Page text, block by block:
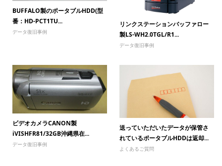
BUFFALO製のポータブルHDD(型
番：HD-PCT1TU...
データ復旧事例
リンクステーションバッファロー
製LS-WH2.0TGL/R1...
データ復旧事例
ビデオカメラCANON製
iVISHFR81/32GB沖縄県在...
データ復旧事例
送っていただいたデータが保管さ
れているポータブルHDDは返却...
よくあるご質問